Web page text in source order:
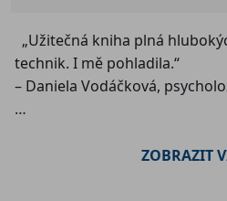
„Užitečná kniha plná
technik. I mě pohladila.“
– Daniela Vodáčková,
Vyskládat myčku, nachystat
ZOBRAZIT